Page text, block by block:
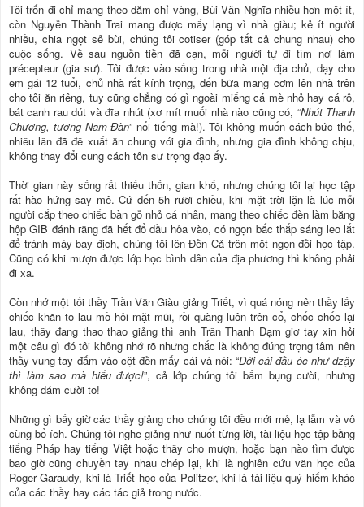
Tôi trốn đi chỉ mang theo dăm chỉ vàng, Bùi Vân Nghĩa nhiều hơn một ít,
còn Nguyễn Thành Trai mang được mấy lạng vì nhà giàu; kẻ ít người
nhiều, chia ngọt sẻ bùi, chúng tôi cotiser (góp tất cả chung nhau) cho
cuộc sống. Về sau nguồn tiền đã cạn, mỗi người tự đi tìm nơi làm
précepteur (gia sư). Tôi được vào sống trong nhà một địa chủ, dạy cho
em gái 12 tuổi, chủ nhà rất kính trọng, đến bữa mang cơm lên nhà trên
cho tôi ăn riêng, tuy cũng chẳng có gì ngoài miếng cá mè nhỏ hay cá rô,
bát canh rau dút và đĩa nhút (xơ mít muối nhà nào cũng có, “Nhút Thanh
Chương, tương Nam Đàn” nổi tiếng mà!). Tôi không muốn cách bức thế,
nhiều lần đã đề xuất ăn chung với gia đình, nhưng gia đình không chịu,
không thay đổi cung cách tôn sư trọng đạo ấy.
Thời gian này sống rất thiếu thốn, gian khổ, nhưng chúng tôi lại học tập
rất hào hứng say mê. Cứ đến 5h rưỡi chiều, khi mặt trời lặn là lúc mỗi
người cắp theo chiếc bàn gỗ nhỏ cá nhân, mang theo chiếc đèn làm bằng
hộp GIB đánh răng đã hết đổ dầu hỏa vào, có ngọn bấc thắp sáng leo lắt
để tránh máy bay địch, chúng tôi lên Đền Cả trên một ngọn đồi học tập.
Cũng có khi mượn được lớp học bình dân của địa phương thì không phải
đi xa.
Còn nhớ một tối thầy Trần Văn Giàu giảng Triết, vì quá nóng nên thầy lấy
chiếc khăn to lau mồ hôi mặt mũi, rồi quàng luôn trên cổ, chốc chốc lại
lau, thầy đang thao thao giảng thì anh Trần Thanh Đạm giơ tay xin hỏi
một câu gì đó tôi không nhớ rõ nhưng chắc là không đúng trọng tâm nên
thầy vung tay đấm vào cột đền mấy cái và nói: “Dới cái đầu óc như dzậy
thì làm sao mà hiểu được!”, cả lớp chúng tôi bấm bụng cười, nhưng
không dám cười to!
Những gì bấy giờ các thầy giảng cho chúng tôi đều mới mẻ, lạ lẫm và vô
cùng bổ ích. Chúng tôi nghe giảng như nuốt từng lời, tài liệu học tập bằng
tiếng Pháp hay tiếng Việt hoặc thầy cho mượn, hoặc bạn nào tìm được
bao giờ cũng chuyền tay nhau chép lại, khi là nghiên cứu văn học của
Roger Garaudy, khi là Triết học của Politzer, khi là tài liệu quý hiếm khác
của các thầy hay các tác giả trong nước.